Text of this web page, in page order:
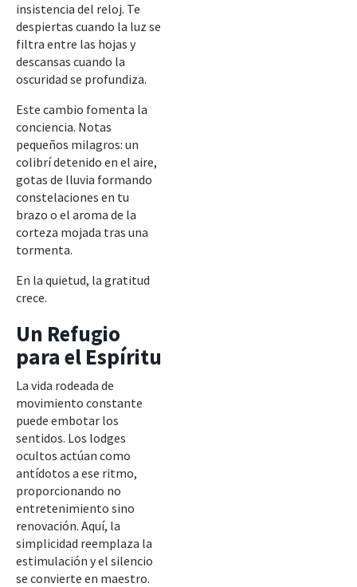
insistencia del reloj. Te
despiertas cuando la luz se
filtra entre las hojas y
descansas cuando la
oscuridad se profundiza.
Este cambio fomenta la
conciencia. Notas
pequeños milagros: un
colibrí detenido en el aire,
gotas de lluvia formando
constelaciones en tu
brazo o el aroma de la
corteza mojada tras una
tormenta.
En la quietud, la gratitud
crece.
Un Refugio
para el Espíritu
La vida rodeada de
movimiento constante
puede embotar los
sentidos. Los lodges
ocultos actúan como
antídotos a ese ritmo,
proporcionando no
entretenimiento sino
renovación. Aquí, la
simplicidad reemplaza la
estimulación y el silencio
se convierte en maestro.